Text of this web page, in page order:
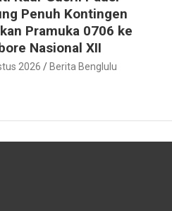
Penuh Kontingen
Pramuka 0706 ke
Nasional XII
2026 Berita Benglulu